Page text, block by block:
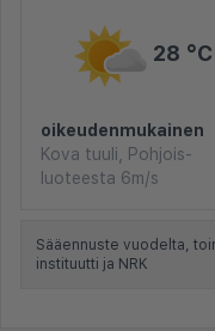
28 °C
oikeudenmukainen
Kova tuuli, Pohjois-
luoteesta 6m/s
Sääennuste vuodelta,
instituutti ja NRK